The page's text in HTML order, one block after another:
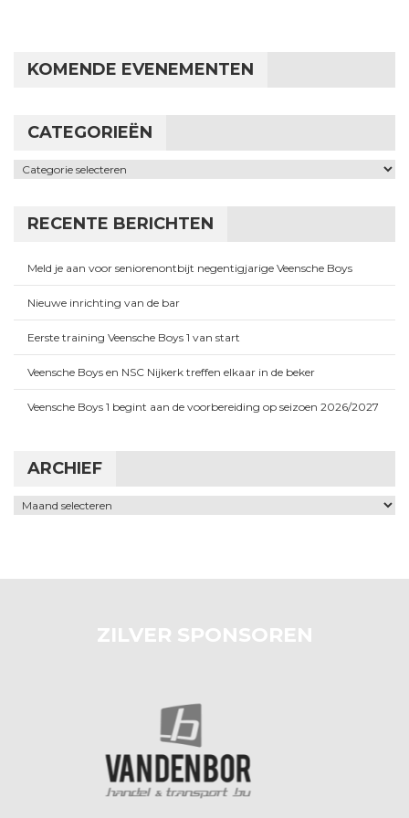
KOMENDE EVENEMENTEN
CATEGORIEËN
Categorieën
RECENTE BERICHTEN
Meld je aan voor seniorenontbijt negentigjarige Veensche Boys
Nieuwe inrichting van de bar
Eerste training Veensche Boys 1 van start
Veensche Boys en NSC Nijkerk treffen elkaar in de beker
Veensche Boys 1 begint aan de voorbereiding op seizoen 2026/2027
ARCHIEF
Archief
ZILVER SPONSOREN